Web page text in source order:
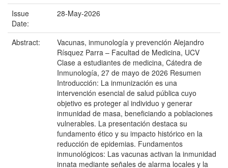
Issue
Date:
28-May-2026
Abstract:
Vacunas, inmunología y prevención Alejandro
Rísquez Parra – Facultad de Medicina, UCV
Clase a estudiantes de medicina, Cátedra de
Inmunología, 27 de mayo de 2026 Resumen
Introducción: La inmunización es una
intervención esencial de salud pública cuyo
objetivo es proteger al individuo y generar
inmunidad de masa, beneficiando a poblaciones
vulnerables. La presentación destaca su
fundamento ético y su impacto histórico en la
reducción de epidemias. Fundamentos
inmunológicos: Las vacunas activan la inmunidad
innata mediante señales de alarma locales y la